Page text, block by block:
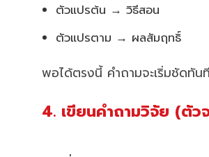
ตัวแปรต้น → วิธีสอน
ตัวแปรตาม → ผลสัมฤทธิ์
พอได้ตรงนี้ คำถามจะเริ่มชัดทัน
4. เขียนคำถามวิจัย (ตัว